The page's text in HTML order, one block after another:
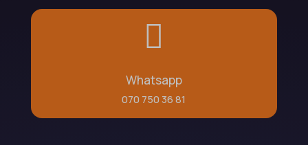

Whatsapp
070 750 36 81